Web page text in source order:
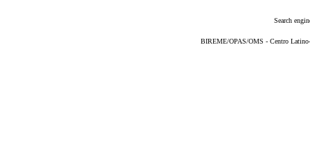
Search
BIREME/OPAS/OMS - Centro Latino-